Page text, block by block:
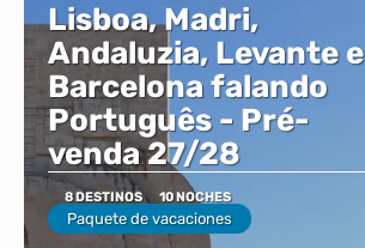
Lisboa, Madri,
Andaluzia, Levante e
Barcelona falando
Português - Pré-
venda 27/28
8 DESTINOS 10 NOCHES
Paquete de vacaciones